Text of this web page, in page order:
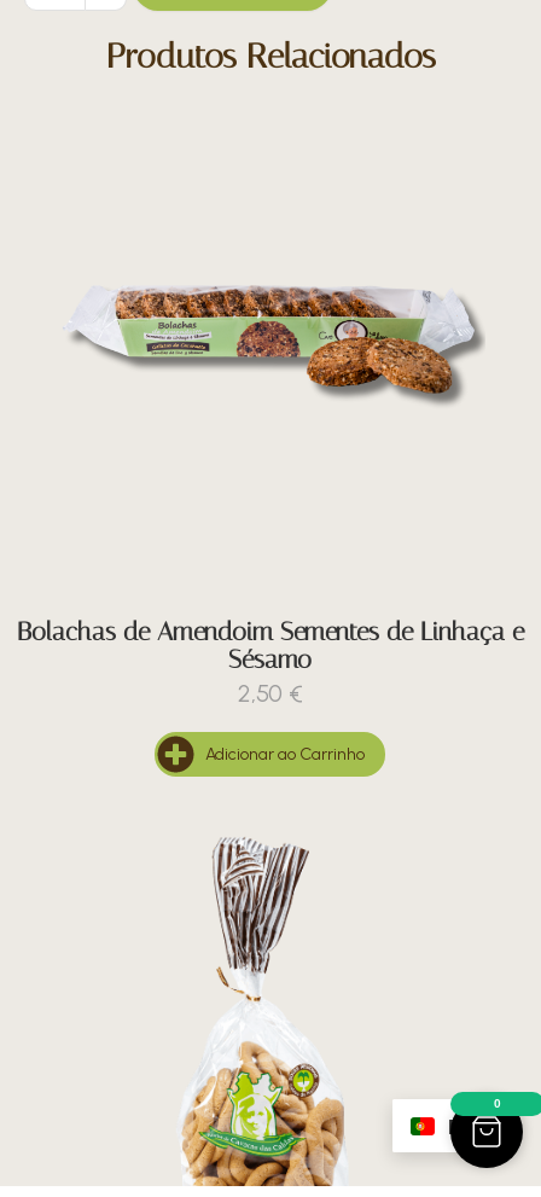
premiumProdutos Relacionados
Bolachas de Amendoim Sementes de Linhaça e
Sésamo
2,50 €
Adicionar ao Carrinho
0
PT